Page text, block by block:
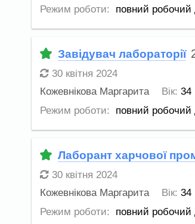
Режим роботи:
повний робочий
Завідувач лабораторії
30 квітня 2024
Кожевнікова Маргарита
Вік: 34
Режим роботи:
повний робочий
Лаборант харчової
30 квітня 2024
Кожевнікова Маргарита
Вік: 34
Режим роботи:
повний робочий